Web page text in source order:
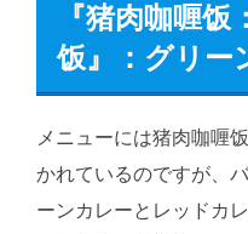
『猪肉咖喱饭：
饭』：グリー
メニューには猪肉咖喱
かれているのですが、
ーンカレーとレッドカ